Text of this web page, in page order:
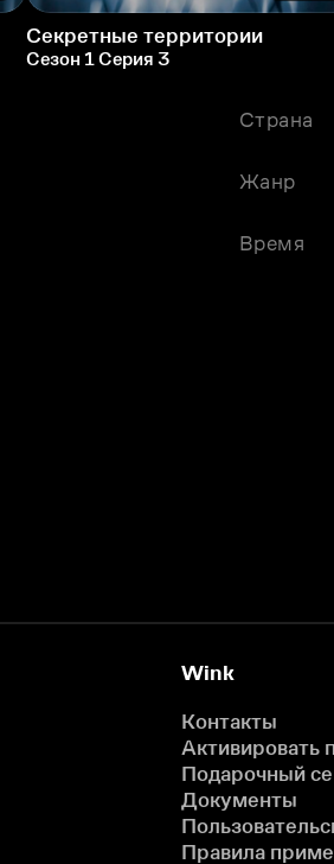
Секретные территории
Сезон 1 Серия 3
Страна
Жанр
Время
Wink
Контакты
Активировать
Подарочный
Документы
Правила